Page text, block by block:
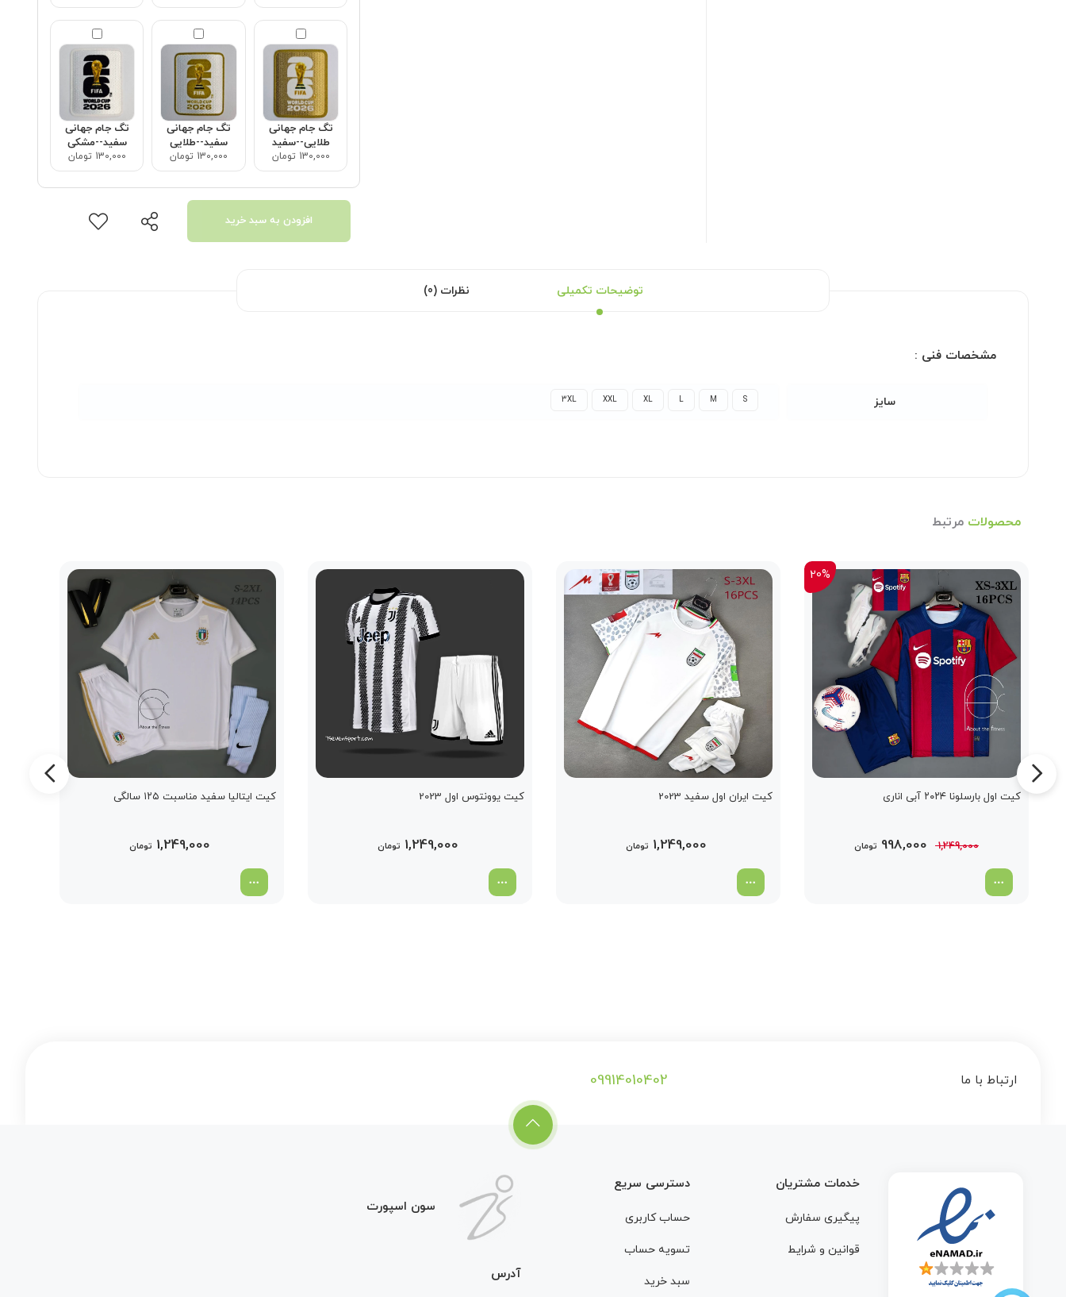
تگ جام جهانی
طلایی--سفید
130,000 تومان
تگ جام جهانی
سفید--طلایی
130,000 تومان
تگ جام جهانی
سفید--مشکی
130,000 تومان
افزودن به سبد خرید
توضیحات تکمیلی نظرات (0)
مشخصات فنی :
سایز S
M
L
XL
XXL
3XL
محصولات مرتبط
20%
کیت اول بارسلونا ۲۰۲۴ آبی اناری
1,249,000
قیمت
998,000 تومانقیمت
کیت ایران اول سفید 2023
1,249,000 تومان
کیت یوونتوس اول 2023
1,249,000 تومان
کیت ایتالیا سفید مناسبت ۱۲۵ سالگی
1,249,000 تومان
ارتباط با ما 09914010402
خدمات مشتریان
پیگیری سفارش
قوانین و شرایط
دسترسی سریع
حساب کاربری
تسویه حساب
سبد خرید
سون اسپورت
آدرس